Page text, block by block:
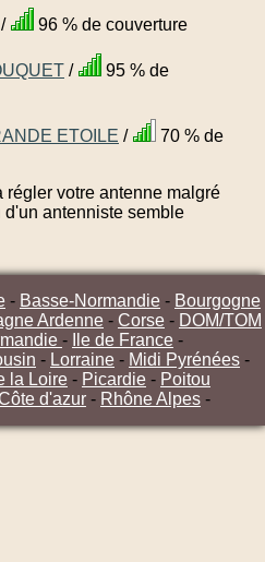
/ 96 % de couverture
/
95 % de
ETOILE /
70 % de
régler votre antenne malgré
antenniste semble
- Basse-Normandie - Bourgogne
Ardenne - Corse - DOM/TOM
- Ile de France -
- Lorraine - Midi Pyrénées -
la Loire - Picardie - Poitou
d'azur - Rhône Alpes -